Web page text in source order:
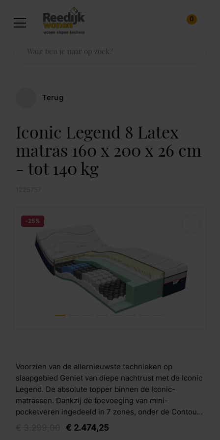
0
Terug
Iconic Legend 8 Latex
matras 160 x 200 x 26 cm
- tot 140 kg
-25%
Voorzien van de allernieuwste technieken op
slaapgebied Geniet van diepe nachtrust met de Iconic
Legend. De absolute topper binnen de Iconic-
matrassen. Dankzij de toevoeging van mini-
pocketveren ingedeeld in 7 zones, onder de Contour
Support laag &eacute;n de opencellige Air Release
koudschuim laag zijn de nieuwste
€ 2.474,25